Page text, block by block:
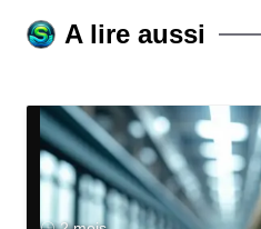
A lire aussi